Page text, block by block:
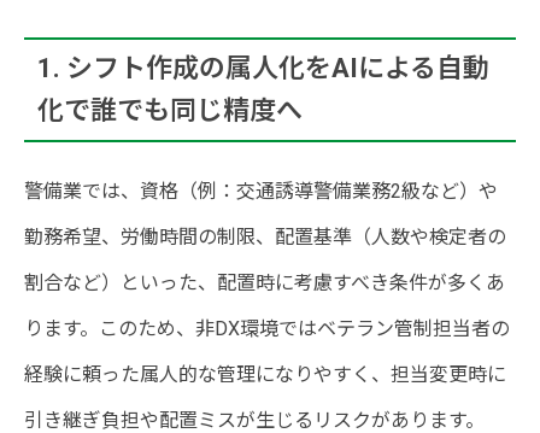
1. シフト作成の属人化をAIによる自動
化で誰でも同じ精度へ
警備業では、資格（例：交通誘導警備業務2級など）や
勤務希望、労働時間の制限、配置基準（人数や検定者の
割合など）といった、配置時に考慮すべき条件が多くあ
ります。このため、非DX環境ではベテラン管制担当者の
経験に頼った属人的な管理になりやすく、担当変更時に
引き継ぎ負担や配置ミスが生じるリスクがあります。